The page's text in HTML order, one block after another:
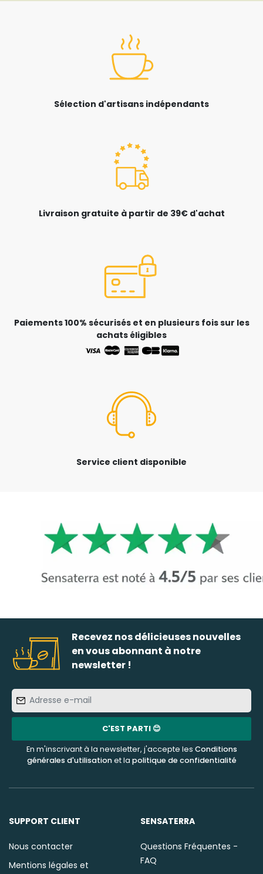
Sélection d'artisans indépendants
Livraison gratuite à partir de 39€ d'achat
Paiements 100% sécurisés et en plusieurs fois sur les
achats éligibles
Service client disponible
Recevez nos délicieuses nouvelles
en vous abonnant à notre
newsletter !
e-
mail
C'EST PARTI 😊
En m'inscrivant à la newsletter, j'accepte les Conditions
générales d'utilisationet la politique de confidentialité
SUPPORT CLIENT
Nous contacter
Mentions légales et
SENSATERRA
Questions Fréquentes -
FAQ